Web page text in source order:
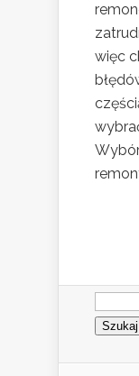
więc
Szukaj: